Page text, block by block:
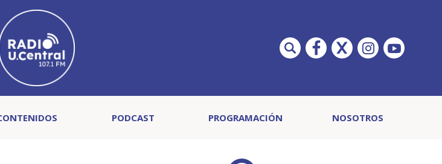
PODCAST PROGRAMACIÓN NOSOTROS